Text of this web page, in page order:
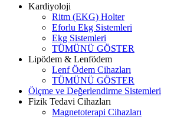
Kardiyoloji
Ritm (EKG) Holter
Eforlu Ekg Sistemleri
Ekg Sistemleri
TÜMÜNÜ GÖSTER
Lipödem & Lenfödem
Lenf Ödem Cihazları
TÜMÜNÜ GÖSTER
Ölçme ve Değerlendirme Sistemleri
Fizik Tedavi Cihazları
Magnetoterapi Cihazları